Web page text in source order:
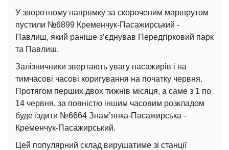
У зворотному напрямку за скороченим маршрутом
пустили №6899 Кременчук-Пасажирський -
Павлиш, який раніше з’єднував Передгірковий парк
та Павлиш.
Залізничники звертають увагу пасажирів і на
тимчасові часові коригування на початку червня.
Протягом перших двох тижнів місяця, а саме з 1 по
14 червня, за повністю іншим часовим розкладом
буде їздити №6664 Знам’янка-Пасажирська -
Кременчук-Пасажирський.
Цей популярний склад вирушатиме зі станції